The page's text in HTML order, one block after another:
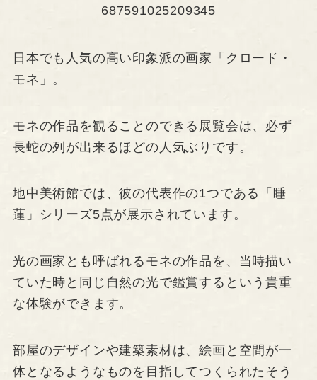
687591025209345
日本でも人気の高い印象派の画家「クロード・
モネ」。
モネの作品を観ることのできる展覧会は、必ず
長蛇の列が出来るほどの人気ぶりです。
地中美術館では、彼の代表作の1つである「睡
蓮」シリーズ5点が展示されています。
光の画家とも呼ばれるモネの作品を、当時描い
ていた時と同じ自然の光で鑑賞するという貴重
な体験ができます。
部屋のデザインや建築素材は、絵画と空間が一
体となるようなものを目指してつくられたそう